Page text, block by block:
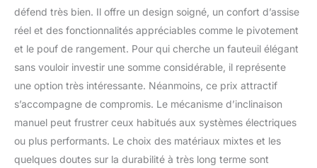
défend très bien. Il offre un design soigné, un confort d’assise
réel et des fonctionnalités appréciables comme le pivotement
et le pouf de rangement. Pour qui cherche un fauteuil élégant
sans vouloir investir une somme considérable, il représente
une option très intéressante. Néanmoins, ce prix attractif
s’accompagne de compromis. Le mécanisme d’inclinaison
manuel peut frustrer ceux habitués aux systèmes électriques
ou plus performants. Le choix des matériaux mixtes et les
quelques doutes sur la durabilité à très long terme sont